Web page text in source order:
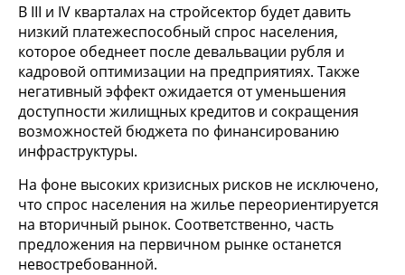
В III и IV кварталах на стройсектор будет давить
низкий платежеспособный спрос населения,
которое обеднеет после девальвации рубля и
кадровой оптимизации на предприятиях. Также
негативный эффект ожидается от уменьшения
доступности жилищных кредитов и сокращения
возможностей бюджета по финансированию
инфраструктуры.
На фоне высоких кризисных рисков не исключено,
что спрос населения на жилье переориентируется
на вторичный рынок. Соответственно, часть
предложения на первичном рынке останется
невостребованной.